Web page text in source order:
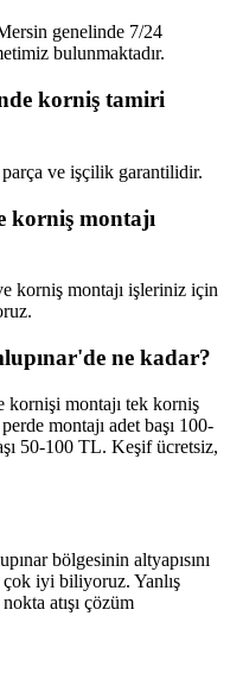
genelinde 7/24
bulunmaktadır.
korniş tamiri
ve işçilik garantilidir.
korniş montajı
korniş montajı işleriniz için
ne kadar?
kornişi montajı tek korniş
montajı adet başı 100-
50-100 TL. Keşif ücretsiz,
bölgesinin altyapısını
iyi biliyoruz. Yanlış
atışı çözüm